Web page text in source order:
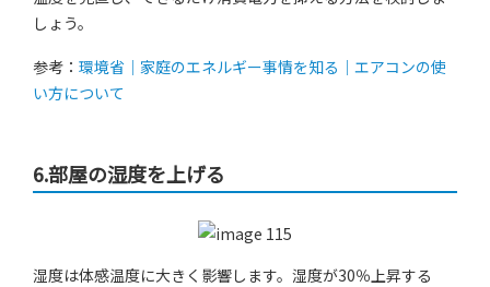
しょう。
参考： 環境省｜家庭のエネルギー事情を知る｜エアコンの使
い方について
6.部屋の湿度を上げる
湿度は体感温度に大きく影響します。湿度が30％上昇する